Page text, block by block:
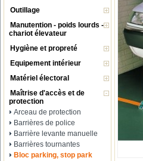
Outillage
Manutention - poids lourds -
chariot élevateur
Hygiène et propreté
Equipement intérieur
Matériel électoral
Maîtrise d'accès et de
protection
Arceau de protection
Barrières de police
Barrière levante manuelle
Barrières tournantes
Bloc parking, stop park